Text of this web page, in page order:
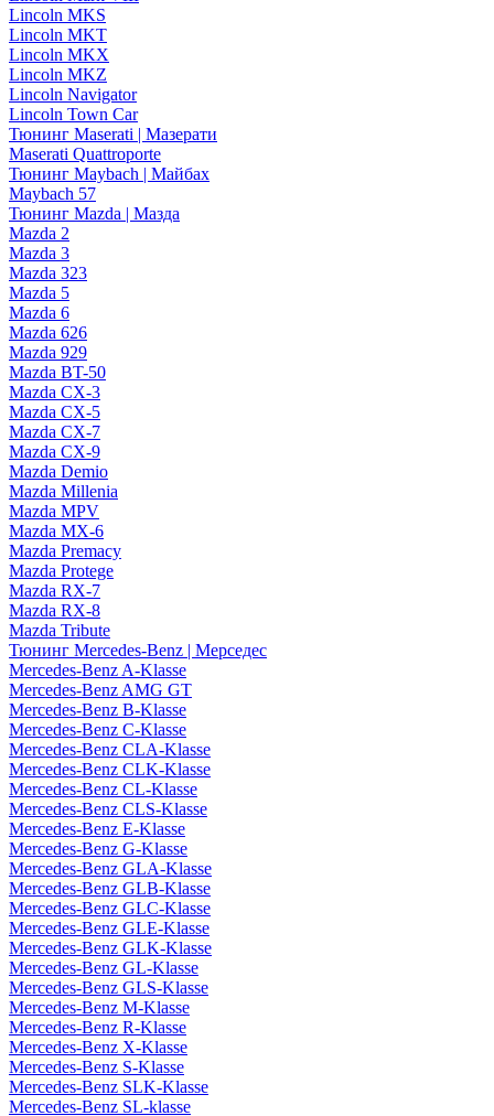
Lincoln MKS
Lincoln MKT
Lincoln MKX
Lincoln MKZ
Lincoln Navigator
Lincoln Town Car
Тюнинг Maserati | Мазерати
Maserati Quattroporte
Тюнинг Maybach | Майбах
Maybach 57
Тюнинг Mazda | Мазда
Mazda 2
Mazda 3
Mazda 323
Mazda 5
Mazda 6
Mazda 626
Mazda 929
Mazda BT-50
Mazda CX-3
Mazda CX-5
Mazda CX-7
Mazda CX-9
Mazda Demio
Mazda Millenia
Mazda MPV
Mazda MX-6
Mazda Premacy
Mazda Protege
Mazda RX-7
Mazda RX-8
Mazda Tribute
Тюнинг Mercedes-Benz | Мерседес
Mercedes-Benz A-Klasse
Mercedes-Benz AMG GT
Mercedes-Benz B-Klasse
Mercedes-Benz C-Klasse
Mercedes-Benz CLA-Klasse
Mercedes-Benz CLK-Klasse
Mercedes-Benz CL-Klasse
Mercedes-Benz CLS-Klasse
Mercedes-Benz E-Klasse
Mercedes-Benz G-Klasse
Mercedes-Benz GLA-Klasse
Mercedes-Benz GLB-Klasse
Mercedes-Benz GLC-Klasse
Mercedes-Benz GLE-Klasse
Mercedes-Benz GLK-Klasse
Mercedes-Benz GL-Klasse
Mercedes-Benz GLS-Klasse
Mercedes-Benz M-Klasse
Mercedes-Benz R-Klasse
Mercedes-Benz X-Klasse
Mercedes-Benz S-Klasse
Mercedes-Benz SLK-Klasse
Mercedes-Benz SL-klasse